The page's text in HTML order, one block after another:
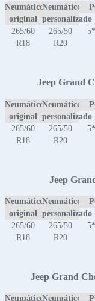
Neumático
original
Neumático
personalizado
265/60
R18
265/50
R20
Jeep Grand
Neumático
original
Neumático
personalizado
265/60
R18
265/50
R20
Jeep
Neumático
original
Neumático
personalizado
265/60
R18
265/50
R20
Jeep Grand
NeumáticoNeumático